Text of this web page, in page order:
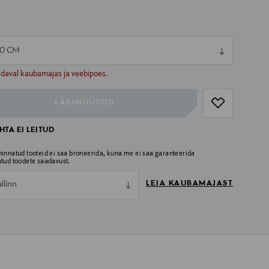
CM
kaubamajas ja veebipoes.
EI LEITUD
tooteid ei saa broneerida, kuna me ei saa garanteerida
toodete saadavust.
LEIA KAUBAMAJAST